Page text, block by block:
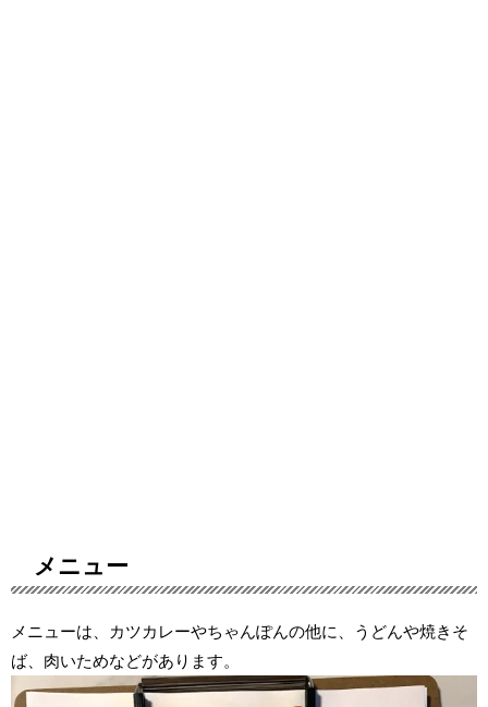
メニュー
メニューは、カツカレーやちゃんぽんの他に、うどんや焼きそ
ば、肉いためなどがあります。